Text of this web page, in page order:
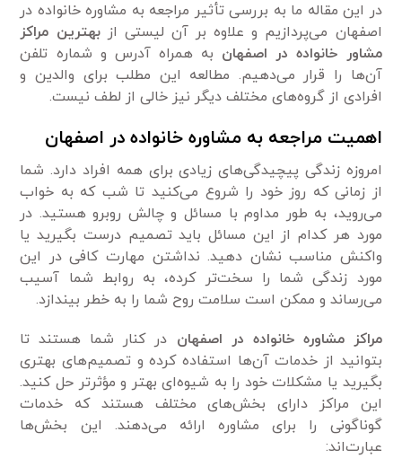
در این مقاله ما به بررسی تأثیر مراجعه به مشاوره خانواده در
اصفهان می‌پردازیم و علاوه بر آن لیستی ازبهترین مراکز
مشاور خانواده در اصفهان به همراه آدرس و شماره تلفن
آن‌ها را قرار می‌دهیم. مطالعه این مطلب برای والدین و
افرادی از گروه‌های مختلف دیگر نیز خالی از لطف نیست.
اهمیت مراجعه به مشاوره خانواده در اصفهان
امروزه زندگی پیچیدگی‌های زیادی برای همه افراد دارد. شما
از زمانی که روز خود را شروع می‌کنید تا شب که به خواب
می‌روید، به طور مداوم با مسائل و چالش روبرو هستید. در
مورد هر کدام از این مسائل باید تصمیم درست بگیرید یا
واکنش مناسب نشان دهید. نداشتن مهارت کافی در این
مورد زندگی شما را سخت‌تر کرده، به روابط شما آسیب
می‌رساند و ممکن است سلامت روح شما را به خطر بیندازد.
مراکز مشاوره خانواده در اصفهان در کنار شما هستند تا
بتوانید از خدمات آن‌ها استفاده کرده و تصمیم‌های بهتری
بگیرید یا مشکلات خود را به شیوه‌ای بهتر و مؤثرتر حل کنید.
این مراکز دارای بخش‌های مختلف هستند که خدمات
گوناگونی را برای مشاوره ارائه می‌دهند. این بخش‌ها
عبارت‌اند: